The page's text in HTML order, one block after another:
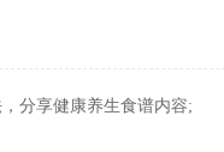
分享健康养生食谱内容;